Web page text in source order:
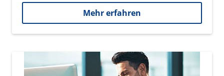
Mehr erfahren